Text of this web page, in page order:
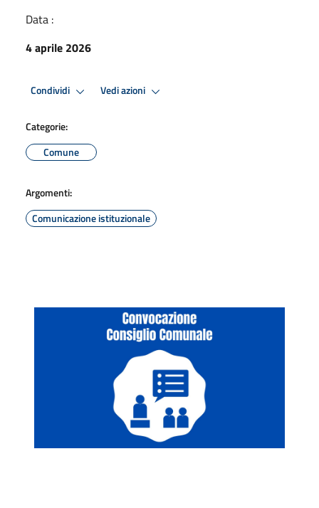
Data :
4 aprile 2026
Condividi Vedi azioni
Categorie:
Comune
Argomenti:
Comunicazione istituzionale